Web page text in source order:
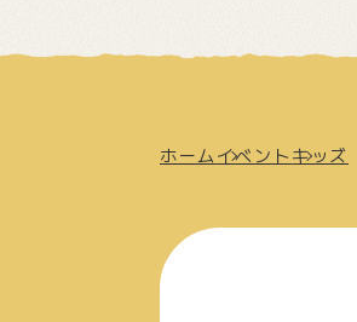
ホーム イベント キッズ